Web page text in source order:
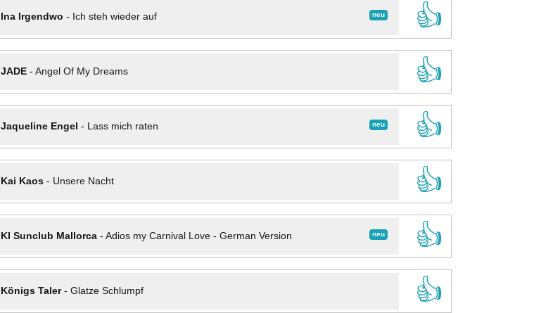
neu
Ina Irgendwo - Ich steh wieder auf
👍
JADE- Angel Of My Dreams
👍
neu
Jaqueline Engel - Lass mich raten
👍
Kai Kaos- Unsere Nacht
👍
neu
KI Sunclub Mallorca- Adios my Carnival Love - German Version
👍
Königs Taler- Glatze Schlumpf
👍